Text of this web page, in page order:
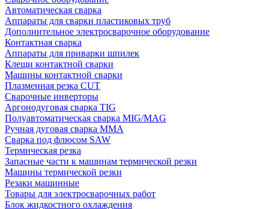
Автоматическая сварка
Аппараты для сварки пластиковых труб
Дополнительное электросварочное оборудование
Контактная сварка
Аппараты для приварки шпилек
Клещи контактной сварки
Машины контактной сварки
Плазменная резка CUT
Сварочные инверторы
Аргонодуговая сварка TIG
Полуавтоматическая сварка MIG/MAG
Ручная дуговая сварка MMA
Сварка под флюсом SAW
Термическая резка
Запасные части к машинам термической резки
Машины термической резки
Резаки машинные
Товары для электросварочных работ
Блок жидкостного охлаждения